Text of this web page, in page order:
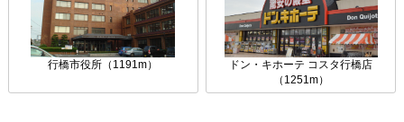
行橋市役所（1191m）
ドン・キホーテ コスタ行橋店
（1251m）